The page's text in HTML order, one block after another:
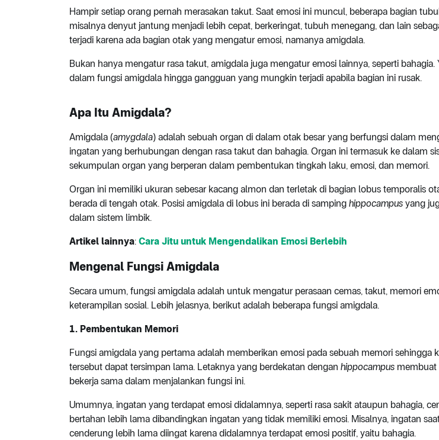
Hampir setiap orang pernah merasakan takut. Saat emosi ini muncul, beberapa bagian
misalnya denyut jantung menjadi lebih cepat, berkeringat, tubuh menegang, dan lain
terjadi karena ada bagian otak yang mengatur emosi, namanya amigdala.
Bukan hanya mengatur rasa takut, amigdala juga mengatur emosi lainnya, seperti bahagia.
dalam fungsi amigdala hingga gangguan yang mungkin terjadi apabila bagian ini rusak.
Apa Itu Amigdala?
Amigdala (amygdala) adalah sebuah organ di dalam otak besar yang berfungsi dalam
ingatan yang berhubungan dengan rasa takut dan bahagia. Organ ini termasuk ke dalam
sekumpulan organ yang berperan dalam pembentukan tingkah laku, emosi, dan memori.
Organ ini memiliki ukuran sebesar kacang almon dan terletak di bagian lobus temporalis
berada di tengah otak. Posisi amigdala di lobus ini berada di samping hippocampus yang
dalam sistem limbik.
Artikel lainnya: Cara Jitu untuk Mengendalikan Emosi Berlebih
Mengenal Fungsi Amigdala
Secara umum, fungsi amigdala adalah untuk mengatur perasaan cemas, takut, memori
keterampilan sosial. Lebih jelasnya, berikut adalah beberapa fungsi amigdala.
1. Pembentukan Memori
Fungsi amigdala yang pertama adalah memberikan emosi pada sebuah memori sehingga
tersebut dapat tersimpan lama. Letaknya yang berdekatan dengan hippocampus membuat
bekerja sama dalam menjalankan fungsi ini.
Umumnya, ingatan yang terdapat emosi didalamnya, seperti rasa sakit ataupun bahagia,
bertahan lebih lama dibandingkan ingatan yang tidak memiliki emosi. Misalnya, ingatan
cenderung lebih lama diingat karena didalamnya terdapat emosi positif, yaitu bahagia.